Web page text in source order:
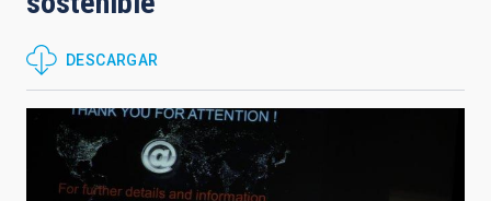
DESCARGAR